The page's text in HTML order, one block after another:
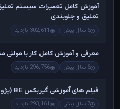
آموزش کامل تعمیرات سیستم
تعلیق و جلوبندی
6 سال پیش 302,611 بازدید
معرفی و آموزش کامل کار با مولتی
6 سال پیش 296,756 بازدید
فیلم های آموزشی گیربکس BE (پژو 405 ، پارس ، سمند ، دنا)
7 سال پیش 293,161 بازدید